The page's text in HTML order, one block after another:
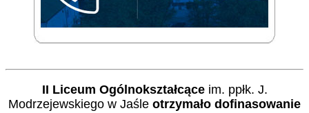
II Liceum Ogólnokształcąceim. ppłk. J.
Modrzejewskiego w Jaśle otrzymało dofinasowanie